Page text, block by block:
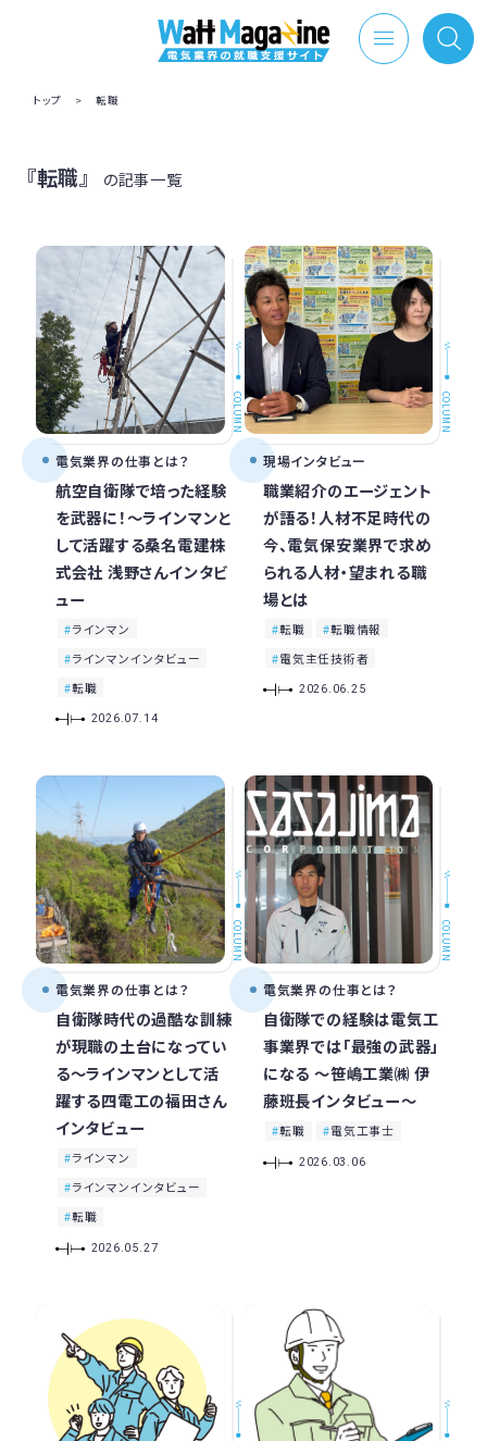
トップ > 転職
『転職』 の記事一覧
COLUMN
電気業界の仕事とは？
航空自衛隊で培った経験
を武器に！〜ラインマンと
して活躍する桑名電建株
式会社 浅野さんインタビ
ュー
ラインマン
ラインマンインタビュー
転職
2026.07.14
COLUMN
現場インタビュー
職業紹介のエージェント
が語る！人材不足時代の
今、電気保安業界で求め
られる人材・望まれる職
場とは
転職
転職情報
電気主任技術者
2026.06.25
COLUMN
電気業界の仕事とは？
自衛隊時代の過酷な訓練
が現職の土台になってい
る〜ラインマンとして活
躍する四電工の福田さん
インタビュー
ラインマン
ラインマンインタビュー
転職
2026.05.27
COLUMN
電気業界の仕事とは？
自衛隊での経験は電気工
事業界では「最強の武器」
になる ～笹嶋工業㈱ 伊
藤班長インタビュー～
転職 電気工事士
2026.03.06